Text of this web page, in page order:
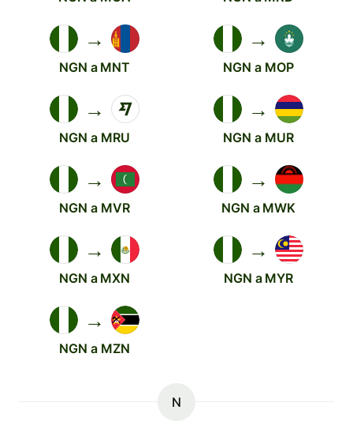
→
NGN a MNT
→
NGN a MOP
→
NGN a MRU
→
NGN a MUR
→
NGN a MVR
→
NGN a MWK
→
NGN a MXN
→
NGN a MYR
→
NGN a MZN
N